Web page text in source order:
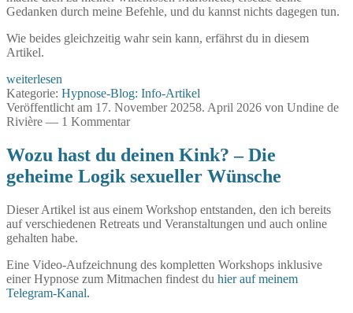
Gedanken durch meine Befehle, und du kannst nichts dagegen tun.
Wie beides gleichzeitig wahr sein kann, erfährst du in diesem
Artikel.
Hypnose
und
Mind
Control
weiterlesen
Kategorie: Hypnose-Blog: Info-Artikel
Veröffentlicht am 17. November 20258. April 2026 von Undine de
Rivière — 1 Kommentar
Wozu hast du deinen Kink? – Die
geheime Logik sexueller Wünsche
Dieser Artikel ist aus einem Workshop entstanden, den ich bereits
auf verschiedenen Retreats und Veranstaltungen und auch online
gehalten habe.
Eine Video-Aufzeichnung des kompletten Workshops inklusive
einer Hypnose zum Mitmachen findest du hier auf meinem
Telegram-Kanal.